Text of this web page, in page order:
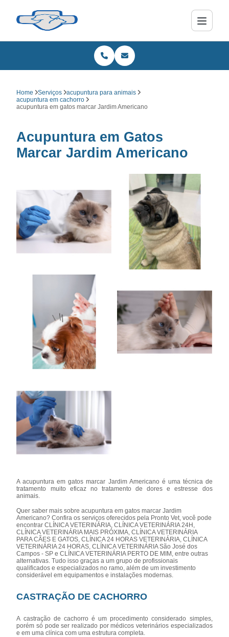
Home Serviços
acupuntura para animais
acupuntura em cachorro
acupuntura em gatos marcar Jardim Americano
Acupuntura em Gatos
Marcar Jardim Americano
A acupuntura em gatos marcar Jardim Americano é uma técnica de
tratamento muito eficaz no tratamento de dores e estresse dos
animais.
Quer saber mais sobre acupuntura em gatos marcar Jardim
Americano? Confira os serviços oferecidos pela Pronto Vet, você pode
encontrar CLÍNICA VETERINÁRIA, CLÍNICA VETERINÁRIA 24H,
CLÍNICA VETERINÁRIA MAIS PRÓXIMA, CLÍNICA VETERINÁRIA
PARA CÃES E GATOS, CLÍNICA 24 HORAS VETERINÁRIA, CLÍNICA
VETERINÁRIA 24 HORAS, CLÍNICA VETERINÁRIA São José dos
Campos - SP e CLÍNICA VETERINÁRIA PERTO DE MIM, entre outras
alternativas. Tudo isso graças a um grupo de profissionais
qualificados e especializados no ramo, além de um investimento
considerável em equipamentos e instalações modernas.
CASTRAÇÃO DE CACHORRO
A castração de cachorro é um procedimento considerado simples,
porém só pode ser realizado por médicos veterinários especializados
e em uma clínica com uma estrutura completa.